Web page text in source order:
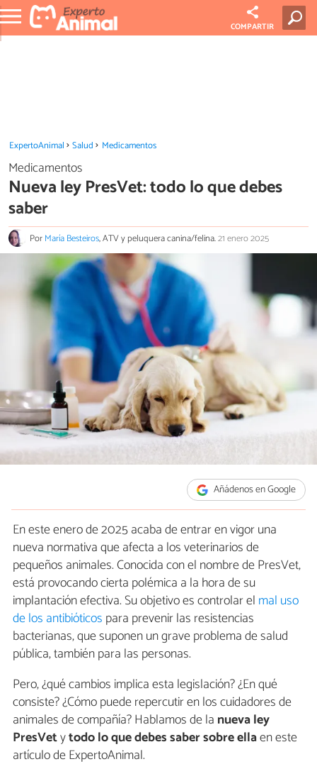
COMPARTIR
ExpertoAnimal Salud Medicamentos
Medicamentos
Nueva ley PresVet: todo lo que debes
saber
PorMaría Besteiros, ATV y peluquera canina/felina.21 enero 2025
Añádenos en Google
En este enero de 2025 acaba de entrar en vigor una
nueva normativa que afecta a los veterinarios de
pequeños animales. Conocida con el nombre de PresVet,
está provocando cierta polémica a la hora de su
implantación efectiva. Su objetivo es controlar el mal uso
de los antibióticos para prevenir las resistencias
bacterianas, que suponen un grave problema de salud
pública, también para las personas.
Pero, ¿qué cambios implica esta legislación? ¿En qué
consiste? ¿Cómo puede repercutir en los cuidadores de
animales de compañía? Hablamos de la nueva ley
PresVetytodo lo que debes saber sobre ellaen este
artículo de ExpertoAnimal.